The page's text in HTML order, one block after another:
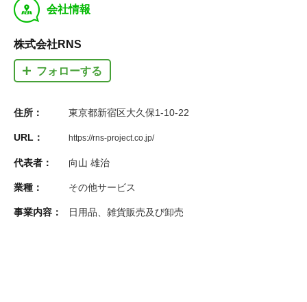
y 会社情報
株式会社RNS
フォローする
住所： 東京都新宿区大久保1-10-22
URL： https://rns-project.co.jp/
代表者： 向山 雄治
業種： その他サービス
事業内容： 日用品、雑貨販売及び卸売